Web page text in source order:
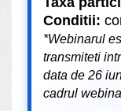
Conditii:
*Webinarul
transmiteti
data de 26
cadrul